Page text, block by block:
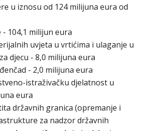
u iznosu od 124 milijuna eura od
104,1 milijun eura
uvjeta u vrtićima i ulaganje u
djecu - 8,0 milijuna eura
- 2,0 milijuna eura
istraživačku djelatnost u
eura
državnih granica (opremanje i
za nadzor državnih